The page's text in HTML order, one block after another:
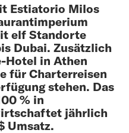
Estiatorio Milos
elf Standorte
Dubai. Zusätzlich
Hotel in Athen
für Charterreisen
stehen. Das
% in
jährlich
Umsatz.